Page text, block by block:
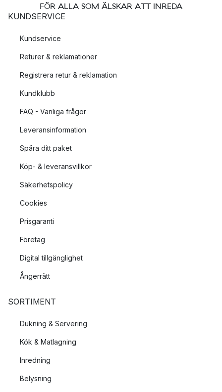
FÖR ALLA SOM ÄLSKAR ATT INREDA
KUNDSERVICE
Kundservice
Returer & reklamationer
Registrera retur & reklamation
Kundklubb
FAQ - Vanliga frågor
Leveransinformation
Spåra ditt paket
Köp- & leveransvillkor
Säkerhetspolicy
Cookies
Prisgaranti
Företag
Digital tillgänglighet
Ångerrätt
SORTIMENT
Dukning & Servering
Kök & Matlagning
Inredning
Belysning